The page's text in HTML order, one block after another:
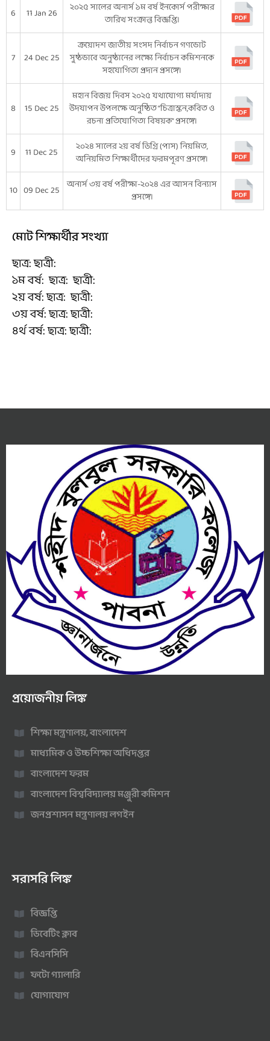
6 11 Jan 26
২০২৫ সালের অনার্স ১ম বর্ষ ইনকোর্স পরীক্ষার
তারিখ সংক্রান্ত বিজ্ঞপ্তি।
7 24 Dec 25
ক্রয়োদশ জাতীয় সংসদ নির্বাচন গণভোট
সুষ্ঠভাবে অনুষ্ঠানের লক্ষ্যে নির্বাচন কমিশনকে
সহযোগিতা প্রদান প্রসঙ্গে।
8 15 Dec 25
মহান বিজয় দিবস ২০২৫ যথাযোগ্য মর্যাদায়
উদযাপন উপলক্ষে অনুষ্ঠিত “চিত্রাস্কন,কবিত ও
রচনা প্রতিযোগিতা বিষয়ক” প্রসঙ্গে।
9 11 Dec 25
২০২৪ সালের ২য় বর্ষ ডিগ্রি (পাস) নিয়মিত,
অনিয়মিত শিক্ষার্থীদের ফরমপূরণ প্রসঙ্গে।
10 09 Dec 25 অনার্স ৩য় বর্ষ পরীক্ষা-২০২৪ এর আসন বিন্যাস
প্রসঙ্গে।
মোট শিক্ষার্থীর সংখ্যা
ছাত্র: ছাত্রী:
১ম বর্ষ: ছাত্র: ছাত্রী:
২য় বর্ষ: ছাত্র: ছাত্রী:
৩য় বর্ষ: ছাত্র: ছাত্রী:
৪র্থ বর্ষ: ছাত্র: ছাত্রী:
প্রয়োজনীয় লিঙ্ক
শিক্ষা মন্ত্রণালয়, বাংলাদেশ
মাধ্যমিক ও উচ্চশিক্ষা অধিদপ্তর
বাংলাদেশ ফরম
বাংলাদেশ বিশ্ববিদ্যালয় মঞ্জুরী কমিশন
জনপ্রশাসন মন্ত্রণালয় লগইন
সরাসরি লিঙ্ক
বিজ্ঞপ্তি
ডিবেটিং ক্লাব
বিএনসিসি
ফটো গ্যালারি
যোগাযোগ